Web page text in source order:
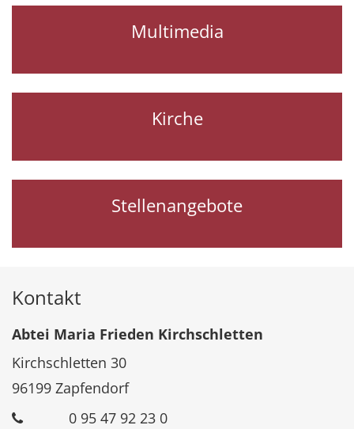
Multimedia
Kirche
Stellenangebote
Kontakt
Abtei Maria Frieden Kirchschletten
Kirchschletten 30
96199 Zapfendorf
0 95 47 92 23 0